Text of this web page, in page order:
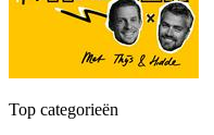
Top categorieën